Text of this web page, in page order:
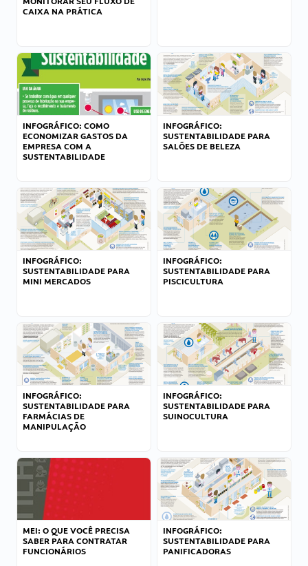
CAIXA NA PRÁTICA
INFOGRÁFICO: COMO
ECONOMIZAR GASTOS DA
EMPRESA COM A
SUSTENTABILIDADE
INFOGRÁFICO:
SUSTENTABILIDADE PARA
SALÕES DE BELEZA
INFOGRÁFICO:
SUSTENTABILIDADE PARA
MINI MERCADOS
INFOGRÁFICO:
SUSTENTABILIDADE PARA
PISCICULTURA
INFOGRÁFICO:
SUSTENTABILIDADE PARA
FARMÁCIAS DE
MANIPULAÇÃO
INFOGRÁFICO:
SUSTENTABILIDADE PARA
SUINOCULTURA
MEI: O QUE VOCÊ PRECISA
SABER PARA CONTRATAR
FUNCIONÁRIOS
INFOGRÁFICO:
SUSTENTABILIDADE PARA
PANIFICADORAS